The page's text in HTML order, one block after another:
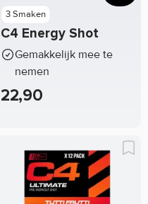
3 Smaken
C4 Energy Shot
Gemakkelijk mee te
nemen
22,90